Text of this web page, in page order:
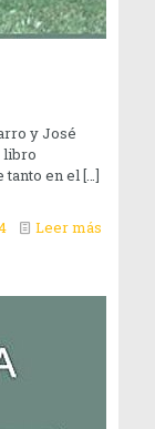
y José
libro
tanto en el[…]
Leer más